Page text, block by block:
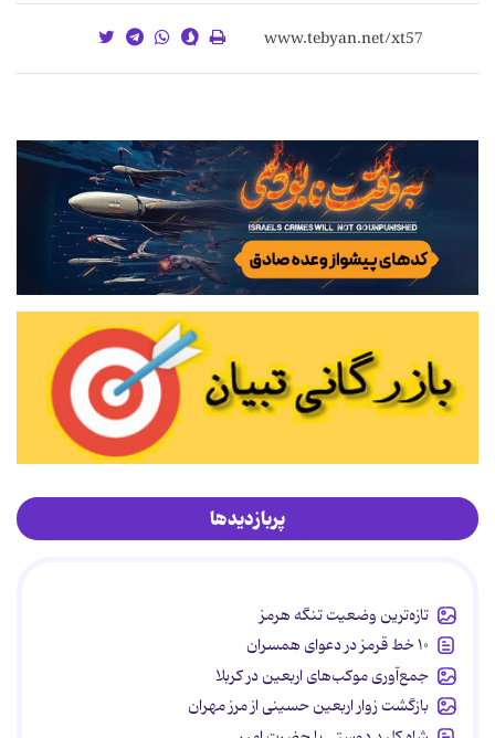
پربازدیدها
تازه‌ترین وضعیت تنگه هرمز
۱۰ خط قرمز در دعوای همسران
جمع‌آوری موکب‌های اربعین در کربلا
بازگشت زوار اربعین حسینی از مرز مهران